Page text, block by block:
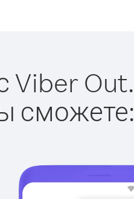
Viber Out.
сможете: